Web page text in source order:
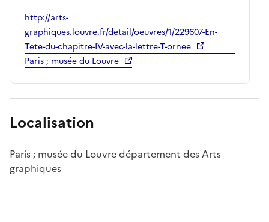
http://arts-
graphiques.louvre.fr/detail/oeuvres/1/229607-En-
Tete-du-chapitre-IV-avec-la-lettre-T-ornee
Paris ; musée du Louvre
Localisation
Paris ; musée du Louvre département des Arts
graphiques